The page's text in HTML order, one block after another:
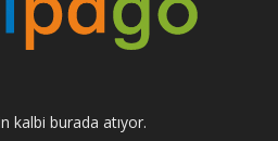
kalbi burada atıyor.